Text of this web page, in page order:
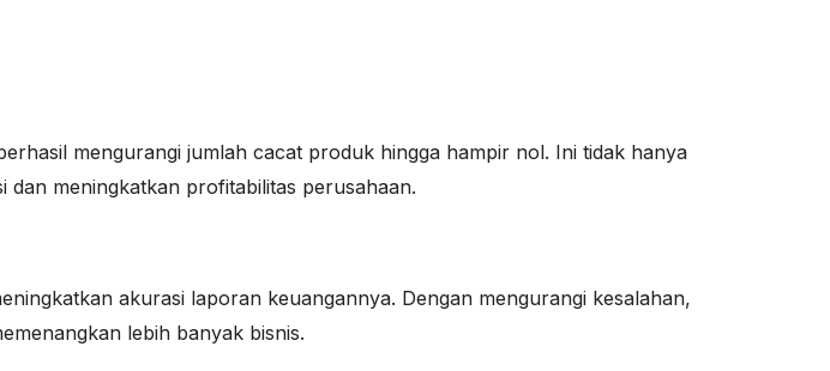
mengurangi jumlah cacat produk hingga hampir nol. Ini tidak hanya
dan meningkatkan profitabilitas perusahaan.
akurasi laporan keuangannya. Dengan mengurangi kesalahan,
lebih banyak bisnis.